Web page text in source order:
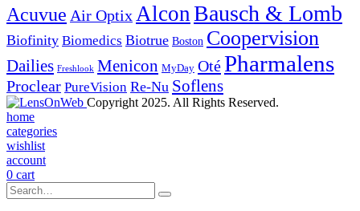
Acuvue Air OptixAlconBausch & Lomb
Biofinity Biomedics Biotrue Boston Coopervision
Dailies Freshlook Menicon MyDay OtéPharmalens
Proclear PureVision Re-Nu Soflens
Copyright 2025. All Rights Reserved.
home
categories
wishlist
account
0 cart